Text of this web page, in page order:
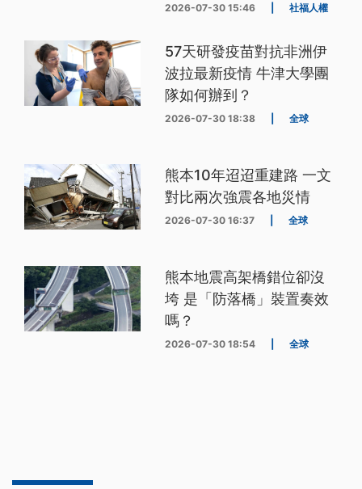
2026-07-30 15:46 社福人權
57天研發疫苗對抗非洲伊
波拉最新疫情 牛津大學團
隊如何辦到？
2026-07-30 18:38 全球
熊本10年迢迢重建路 一文
對比兩次強震各地災情
2026-07-30 16:37 全球
熊本地震高架橋錯位卻沒
垮 是「防落橋」裝置奏效
嗎？
2026-07-30 18:54 全球